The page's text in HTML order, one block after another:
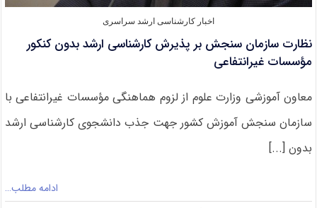
اخبار کارشناسی ارشد سراسری
نظارت سازمان سنجش بر پذیرش کارشناسی ارشد بدون کنکور
مؤسسات غیرانتفاعی
معاون آموزشی وزارت علوم از لزوم هماهنگی مؤسسات غیرانتفاعی با
سازمان سنجش آموزش کشور جهت جذب دانشجوی کارشناسی ارشد
بدون [...]
ادامه مطلب…